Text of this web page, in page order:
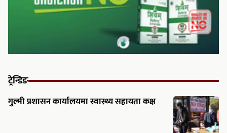
ट्रेन्डिङ
गुल्मी प्रशासन कार्यालयमा स्वास्थ्य सहायता कक्ष